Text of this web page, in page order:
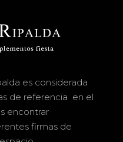
es considerada
de referencia en el
encontrar
firmas de